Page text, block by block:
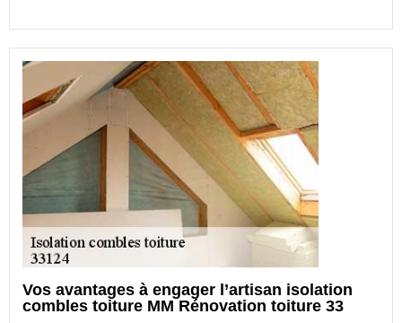
Vos avantages à engager l’artisan isolation
combles toiture MM Rénovation toiture 33